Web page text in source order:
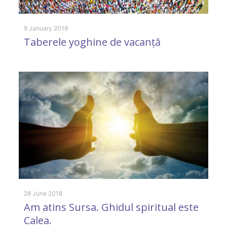
9 January 2019
Taberele yoghine de vacanță
28 June 2018
Am atins Sursa. Ghidul spiritual este
Calea.